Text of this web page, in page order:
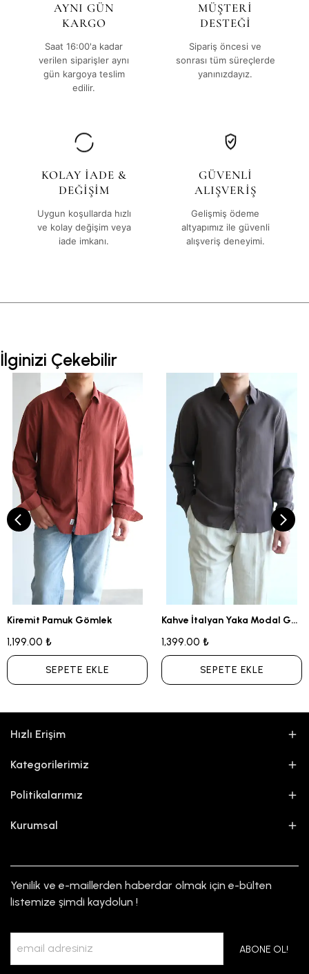
AYNI GÜN
KARGO
Saat 16:00'a kadar
verilen siparişler aynı
gün kargoya teslim
edilir.
MÜŞTERİ
DESTEĞİ
Sipariş öncesi ve
sonrası tüm süreçlerde
yanınızdayız.
KOLAY İADE &
DEĞİŞİM
Uygun koşullarda hızlı
ve kolay değişim veya
iade imkanı.
GÜVENLİ
ALIŞVERİŞ
Gelişmiş ödeme
altyapımız ile güvenli
alışveriş deneyimi.
İlginizi Çekebilir
Kiremit Pamuk Gömlek
1,199.00 ₺
SEPETE EKLE
Kahve İtalyan Yaka Modal Gömlek
1,399.00 ₺
SEPETE EKLE
Hızlı Erişim
Kategorilerimiz
Politikalarımız
Kurumsal
Yenilik ve e-maillerden haberdar olmak için e-bülten
listemize şimdi kaydolun !
ABONE OL!